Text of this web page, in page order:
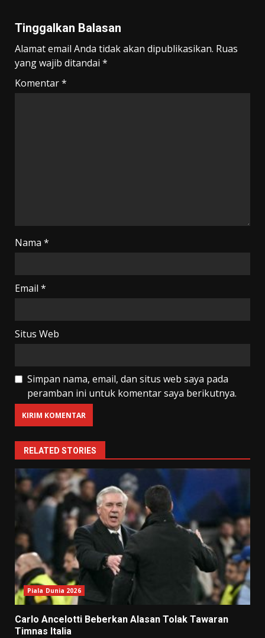
Tinggalkan Balasan
Alamat email Anda tidak akan dipublikasikan. Ruas
yang wajib ditandai *
Komentar*
Nama *
Email *
Situs Web
Simpan nama, email, dan situs web saya pada
peramban ini untuk komentar saya berikutnya.
RELATED STORIES
Piala Dunia 2026
Carlo Ancelotti Beberkan Alasan Tolak Tawaran
Timnas Italia